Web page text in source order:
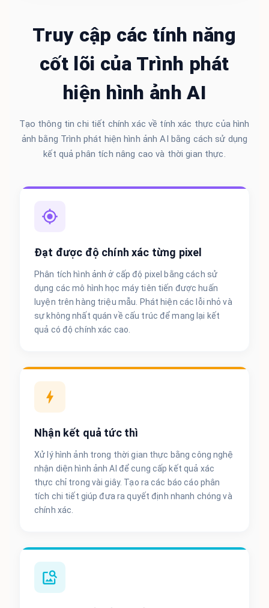
Truy cập các tính năng
cốt lõi của Trình phát
hiện hình ảnh AI
Tạo thông tin chi tiết chính xác về tính xác thực của hình
ảnh bằng Trình phát hiện hình ảnh AI bằng cách sử dụng
kết quả phân tích nâng cao và thời gian thực.
Đạt được độ chính xác từng pixel
Phân tích hình ảnh ở cấp độ pixel bằng cách sử
dụng các mô hình học máy tiên tiến được huấn
luyện trên hàng triệu mẫu. Phát hiện các lỗi nhỏ và
sự không nhất quán về cấu trúc để mang lại kết
quả có độ chính xác cao.
Nhận kết quả tức thì
Xử lý hình ảnh trong thời gian thực bằng công nghệ
nhận diện hình ảnh AI để cung cấp kết quả xác
thực chỉ trong vài giây. Tạo ra các báo cáo phân
tích chi tiết giúp đưa ra quyết định nhanh chóng và
chính xác.